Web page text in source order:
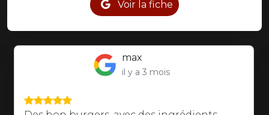
Voir la fiche
Надежда Христова
il y a 8 mois